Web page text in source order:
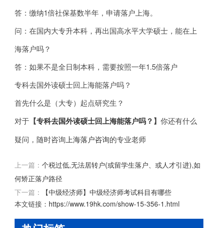
答：缴纳1倍社保基数半年，申请落户上海。
问：在国内大专升本科，再出国高水平大学硕士，能在上
海落户吗？
答：如果不是全日制本科，需要按照一年1.5倍落户
专科去国外读硕士回上海能落户吗？
首先什么是（大专）起点研究生？
对于 【专科去国外读硕士回上海能落户吗？ 】 你还有什么
疑问，随时咨询 上海落户咨询的专业老师
上一篇： 个税过低,无法居转户(或留学生落户、或人才引进),如
何矫正落户路径
下一篇：
【中级经济师】中级经济师考试科目有哪些
本文链接： https://www.19hk.com/show-15-356-1.html